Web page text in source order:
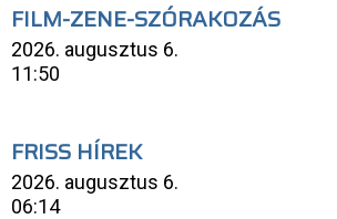
FILM-ZENE-SZÓRAKOZÁS
2026. augusztus 6.
11:50
FRISS HÍREK
2026. augusztus 6.
06:14